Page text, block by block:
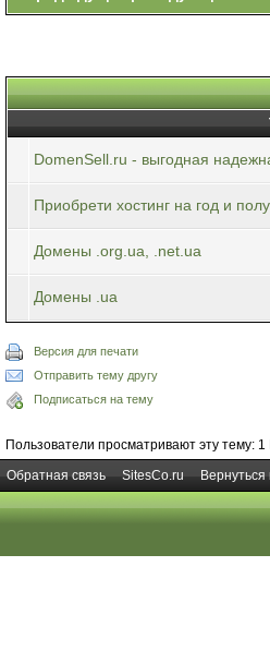
DomenSell.ru - выгодная
Приобрети хостинг на год и
Домены .org.ua, .net.ua
Домены .ua
Версия для печати
Отправить тему другу
Подписаться на тему
Пользователи просматривают эту тему: 1
Обратная связь
SitesCo.ru Вернуться